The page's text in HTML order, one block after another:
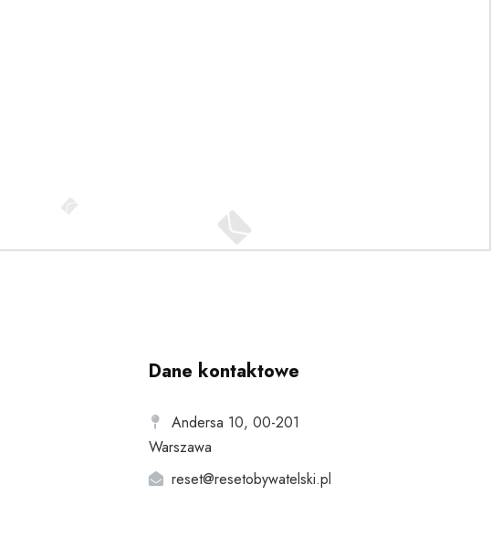
Dane kontaktowe
Andersa 10, 00-201
Warszawa
reset@resetobywatelski.pl